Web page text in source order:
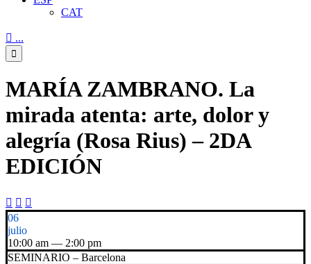
CAT
 ...

MARÍA ZAMBRANO. La
mirada atenta: arte, dolor y
alegría (Rosa Rius) – 2DA
EDICIÓN
  
06
julio
10:00 am — 2:00 pm
SEMINARIO – Barcelona